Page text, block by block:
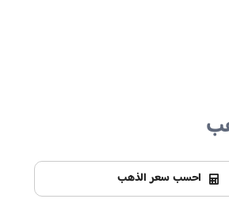
احسب سعر الذهب